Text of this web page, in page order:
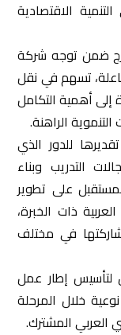
الاقتصادية
ضمن توجه شركة
تسهم في نقل
إلى أهمية التكامل
الراهنة.
للدور الذي
التدريب وبناء
على تطوير
ذات الخبرة،
في مختلف
لتأسيس إطار عمل
خلال المرحلة
العربي المشترك.